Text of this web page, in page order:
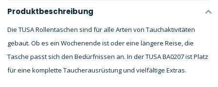
Produktbeschreibung
Die TUSA Rollentaschen sind für alle Arten von Tauchaktivitäten
gebaut. Ob es ein Wochenende ist oder eine längere Reise, die
Tasche passt sich den Bedürfnissen an. In der TUSA BA0207 ist Platz
für eine komplette Taucherausrüstung und vielfältige Extras.